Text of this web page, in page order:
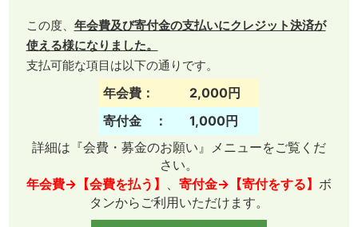
この度、 年会費及び寄付金の支払いにクレジット決済が
使える様になりました。
支払可能な項目は以下の通りです。
年会費：
2,000円
寄付金 ：
1,000円
詳細は『会費・募金のお願い』メニューをご覧くだ
さい。
年会費→【会費を払う】
寄付金→【寄付をする】 ボ
タンからご利用いただけます。